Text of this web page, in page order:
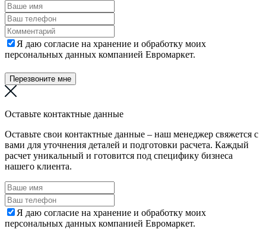
Я даю согласие на хранение и обработку моих
персональных данных компанией Евромаркет.
Перезвоните мне
Оставьте контактные данные
Оставьте свои контактные данные – наш менеджер свяжется с
вами для уточнения деталей и подготовки расчета. Каждый
расчет уникальный и готовится под специфику бизнеса
нашего клиента.
Я даю согласие на хранение и обработку моих
персональных данных компанией Евромаркет.